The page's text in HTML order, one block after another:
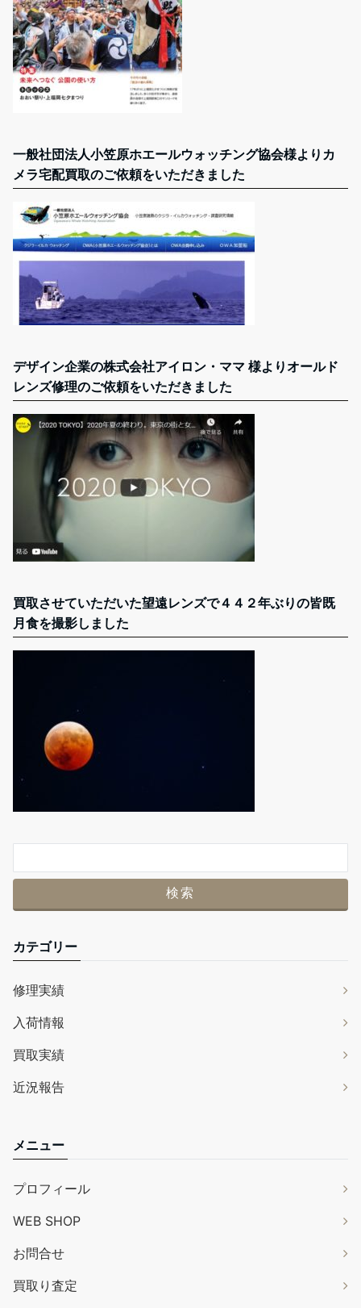
一般社団法人小笠原ホエールウォッチング協会様よりカ
メラ宅配買取のご依頼をいただきました
デザイン企業の株式会社アイロン・ママ 様よりオールド
レンズ修理のご依頼をいただきました
買取させていただいた望遠レンズで４４２年ぶりの皆既
月食を撮影しました
カテゴリー
修理実績
入荷情報
買取実績
近況報告
メニュー
プロフィール
WEB SHOP
お問合せ
買取り査定